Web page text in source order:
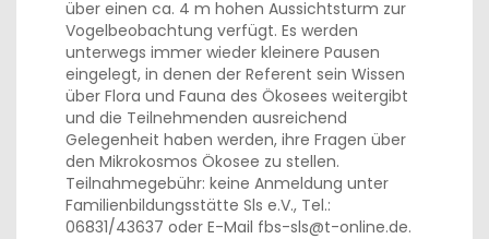
über einen ca. 4 m hohen Aussichtsturm zur
Vogelbeobachtung verfügt. Es werden
unterwegs immer wieder kleinere Pausen
eingelegt, in denen der Referent sein Wissen
über Flora und Fauna des Ökosees weitergibt
und die Teilnehmenden ausreichend
Gelegenheit haben werden, ihre Fragen über
den Mikrokosmos Ökosee zu stellen.
Teilnahmegebühr: keine Anmeldung unter
Familienbildungsstätte Sls e.V., Tel.:
06831/43637 oder E-Mail fbs-sls@t-online.de.